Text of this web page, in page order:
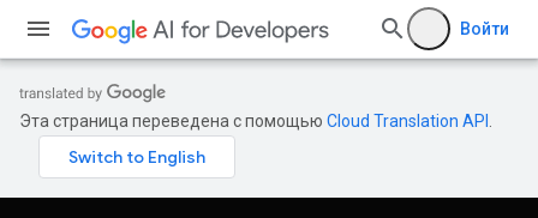
Войти
Эта страница переведена с помощью Cloud Translation API